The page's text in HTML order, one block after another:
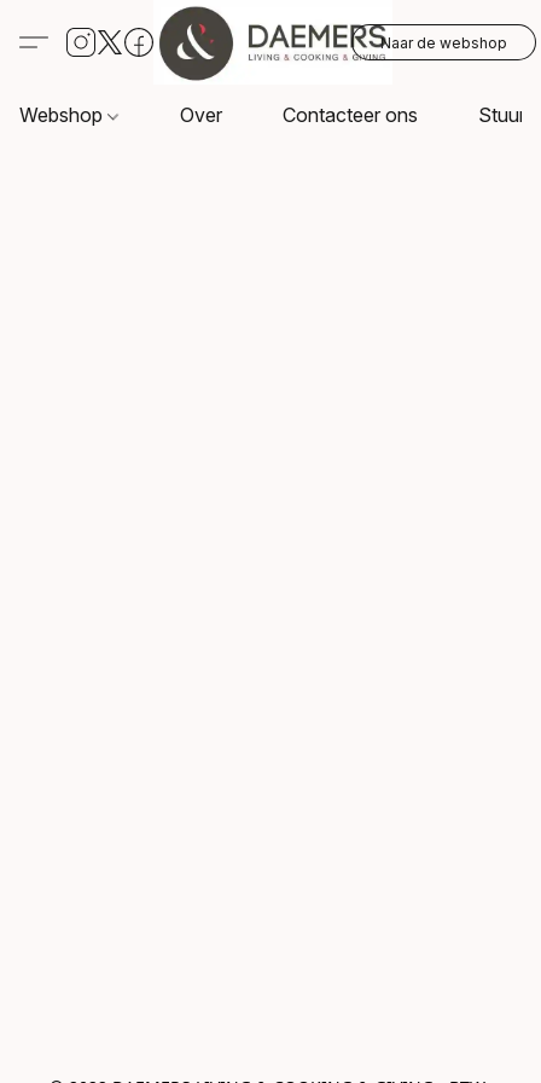
Naar de webshop
Webshop Over Contacteer ons Stuur